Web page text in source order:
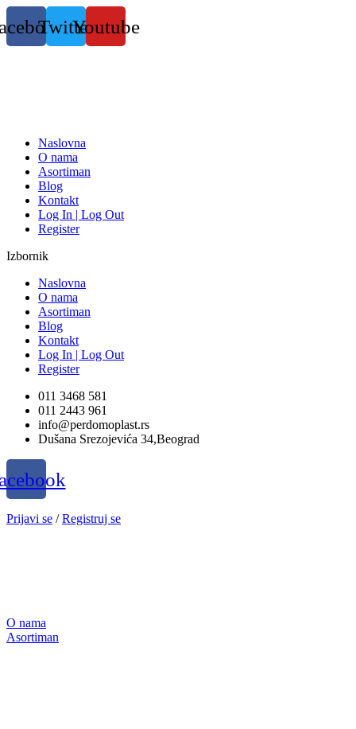
Skočite
na
sadržaj
TwitterYoutube
Naslovna
O nama
Asortiman
Blog
Kontakt
Log In | Log Out
Register
Izbornik
Naslovna
O nama
Asortiman
Blog
Kontakt
Log In | Log Out
Register
011 3468 581
011 2443 961
info@perdomoplast.rs
Dušana Srezojevića 34,Beograd
Prijavi se /Registruj se
O nama
Asortiman